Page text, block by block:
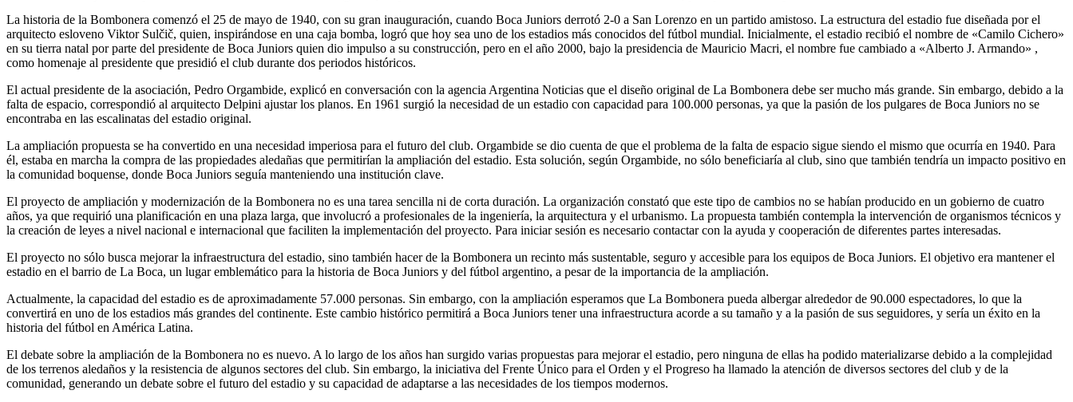
La historia de la Bombonera comenzó el 25 de mayo de 1940, con su gran inauguración, cuando Boca Juniors derrotó 2-0 a San Lorenzo en un partido amistoso. La estructura del estadio fue diseñada por el
arquitecto esloveno Viktor Sulčič, quien, inspirándose en una caja bomba, logró que hoy sea uno de los estadios más conocidos del fútbol mundial. Inicialmente, el estadio recibió el nombre de «Camilo Cichero»
en su tierra natal por parte del presidente de Boca Juniors quien dio impulso a su construcción, pero en el año 2000, bajo la presidencia de Mauricio Macri, el nombre fue cambiado a «Alberto J. Armando» ,
como homenaje al presidente que presidió el club durante dos periodos históricos.
El actual presidente de la asociación, Pedro Orgambide, explicó en conversación con la agencia Argentina Noticias que el diseño original de La Bombonera debe ser mucho más grande. Sin embargo, debido a la
falta de espacio, correspondió al arquitecto Delpini ajustar los planos. En 1961 surgió la necesidad de un estadio con capacidad para 100.000 personas, ya que la pasión de los pulgares de Boca Juniors no se
encontraba en las escalinatas del estadio original.
La ampliación propuesta se ha convertido en una necesidad imperiosa para el futuro del club. Orgambide se dio cuenta de que el problema de la falta de espacio sigue siendo el mismo que ocurría en 1940. Para
él, estaba en marcha la compra de las propiedades aledañas que permitirían la ampliación del estadio. Esta solución, según Orgambide, no sólo beneficiaría al club, sino que también tendría un impacto positivo en
la comunidad boquense, donde Boca Juniors seguía manteniendo una institución clave.
El proyecto de ampliación y modernización de la Bombonera no es una tarea sencilla ni de corta duración. La organización constató que este tipo de cambios no se habían producido en un gobierno de cuatro
años, ya que requirió una planificación en una plaza larga, que involucró a profesionales de la ingeniería, la arquitectura y el urbanismo. La propuesta también contempla la intervención de organismos técnicos y
la creación de leyes a nivel nacional e internacional que faciliten la implementación del proyecto. Para iniciar sesión es necesario contactar con la ayuda y cooperación de diferentes partes interesadas.
El proyecto no sólo busca mejorar la infraestructura del estadio, sino también hacer de la Bombonera un recinto más sustentable, seguro y accesible para los equipos de Boca Juniors. El objetivo era mantener el
estadio en el barrio de La Boca, un lugar emblemático para la historia de Boca Juniors y del fútbol argentino, a pesar de la importancia de la ampliación.
Actualmente, la capacidad del estadio es de aproximadamente 57.000 personas. Sin embargo, con la ampliación esperamos que La Bombonera pueda albergar alrededor de 90.000 espectadores, lo que la
convertirá en uno de los estadios más grandes del continente. Este cambio histórico permitirá a Boca Juniors tener una infraestructura acorde a su tamaño y a la pasión de sus seguidores, y sería un éxito en la
historia del fútbol en América Latina.
El debate sobre la ampliación de la Bombonera no es nuevo. A lo largo de los años han surgido varias propuestas para mejorar el estadio, pero ninguna de ellas ha podido materializarse debido a la complejidad
de los terrenos aledaños y la resistencia de algunos sectores del club. Sin embargo, la iniciativa del Frente Único para el Orden y el Progreso ha llamado la atención de diversos sectores del club y de la
comunidad, generando un debate sobre el futuro del estadio y su capacidad de adaptarse a las necesidades de los tiempos modernos.